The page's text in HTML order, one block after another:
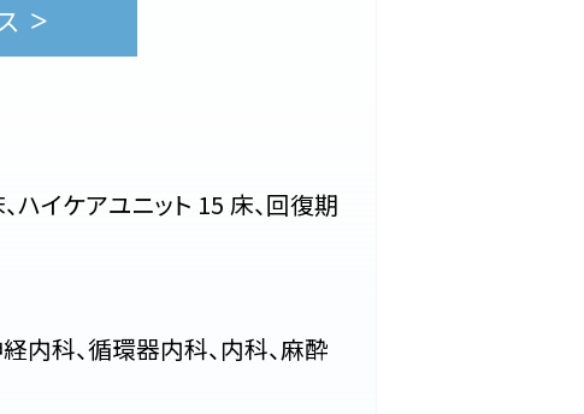
ハイケアユニット 15 床、回復期
内科、循環器内科、内科、麻酔